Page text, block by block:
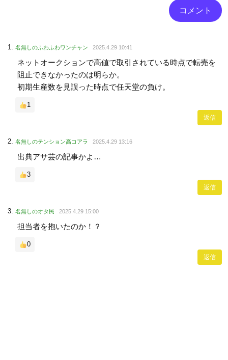
名無しのふわふわワンチャン 2025.4.29 10:41
ネットオークションで高値で取引されている時点で転売を
阻止できなかったのは明らか。
初期生産数を見誤った時点で任天堂の負け。
1
返信
名無しのテンション高コアラ 2025.4.29 13:16
出典アサ芸の記事かよ…
3
返信
名無しのオタ民 2025.4.29 15:00
担当者を抱いたのか！？
0
返信